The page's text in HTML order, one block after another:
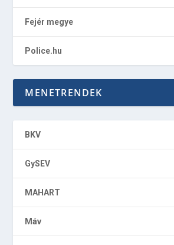
Fejér megye
Police.hu
MENETRENDEK
BKV
GySEV
MAHART
Máv